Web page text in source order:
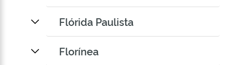
Flórida Paulista
Florínea